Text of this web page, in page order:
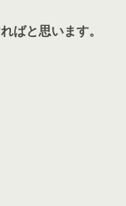
ばと思います。